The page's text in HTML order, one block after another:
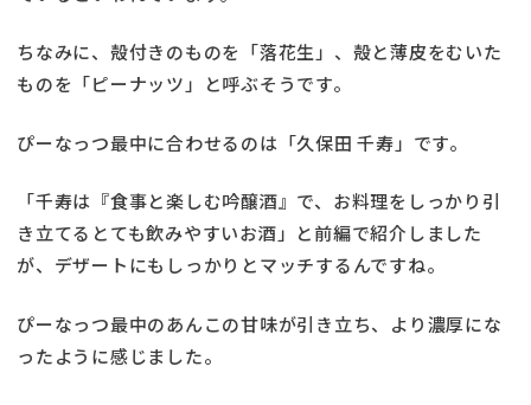
ちなみに、殻付きのものを「落花生」、殻と薄皮をむいた
ものを「ピーナッツ」と呼ぶそうです。
ぴーなっつ最中に合わせるのは「久保田 千寿」です。
「千寿は『食事と楽しむ吟醸酒』で、お料理をしっかり引
き立てるとても飲みやすいお酒」と前編で紹介しました
が、デザートにもしっかりとマッチするんですね。
ぴーなっつ最中のあんこの甘味が引き立ち、より濃厚にな
ったように感じました。